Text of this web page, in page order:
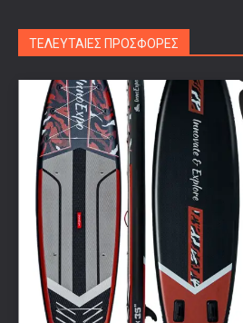
ΤΕΛΕΥΤΑΙΕΣ ΠΡΟΣΦΟΡΕΣ